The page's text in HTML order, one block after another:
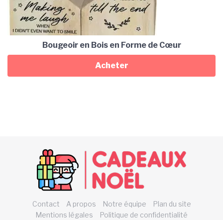
Bougeoir en Bois en Forme de Cœur
Acheter
Contact A propos Notre équipe
Plan du site
Mentions légales
Politique de confidentialité